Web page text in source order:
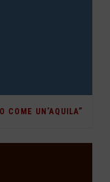
COME UN’AQUILA”